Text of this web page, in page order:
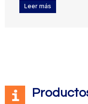
Leer más